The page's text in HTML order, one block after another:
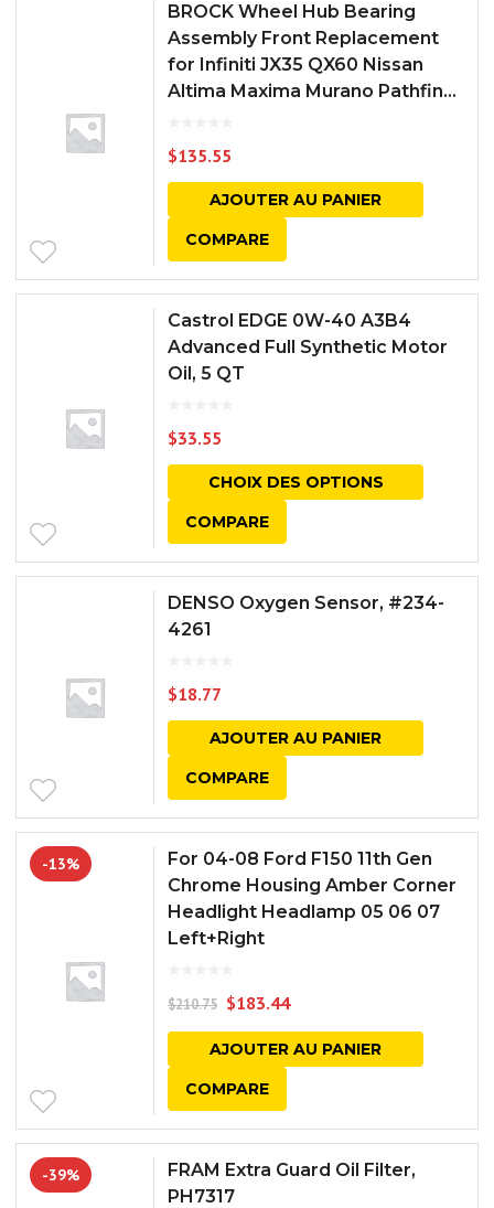
BROCK Wheel Hub Bearing
Assembly Front Replacement
for Infiniti JX35 QX60 Nissan
Altima Maxima Murano Pathfin...
$135.55
AJOUTER AU PANIER
COMPARE
Castrol EDGE 0W-40 A3B4
Advanced Full Synthetic Motor
Oil, 5 QT
$33.55
CHOIX DES OPTIONS
COMPARE
DENSO Oxygen Sensor, #234-
4261
$18.77
AJOUTER AU PANIER
COMPARE
-13%
For 04-08 Ford F150 11th Gen
Chrome Housing Amber Corner
Headlight Headlamp 05 06 07
Left+Right
$210.75 $183.44
AJOUTER AU PANIER
COMPARE
-39%
FRAM Extra Guard Oil Filter,
PH7317